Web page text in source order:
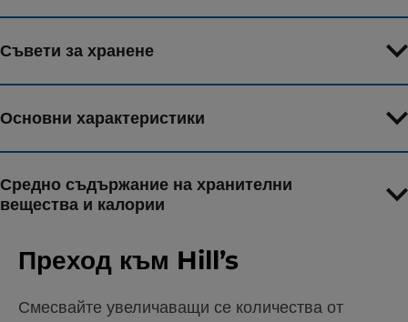
Съвети за хранене
Основни характеристики
Средно съдържание на хранителни
вещества и калории
Преход към Hill’s
Смесвайте увеличаващи се количества от